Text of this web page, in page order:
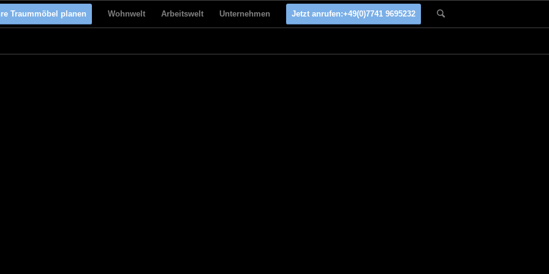
Traummöbel planen Wohnwelt Arbeitswelt Unternehmen Jetzt anrufen:+49(0)7741 9695232